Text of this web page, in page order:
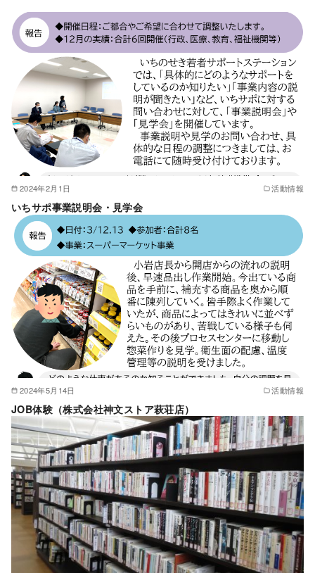
2024年2月1日 活動情報
いちサポ事業説明会・見学会
2024年5月14日 活動情報
JOB体験（株式会社神文ストア萩荘店）